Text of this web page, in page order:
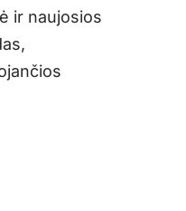
ir naujosios